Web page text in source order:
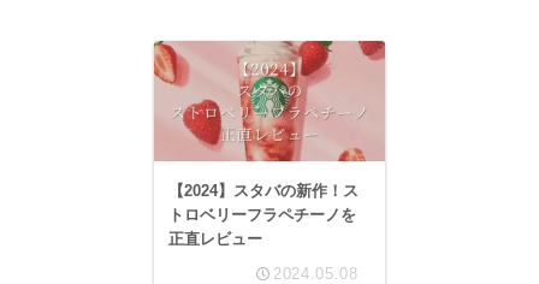
【2024】スタバの新作！ス
トロベリーフラペチーノを
正直レビュー
2024.05.08